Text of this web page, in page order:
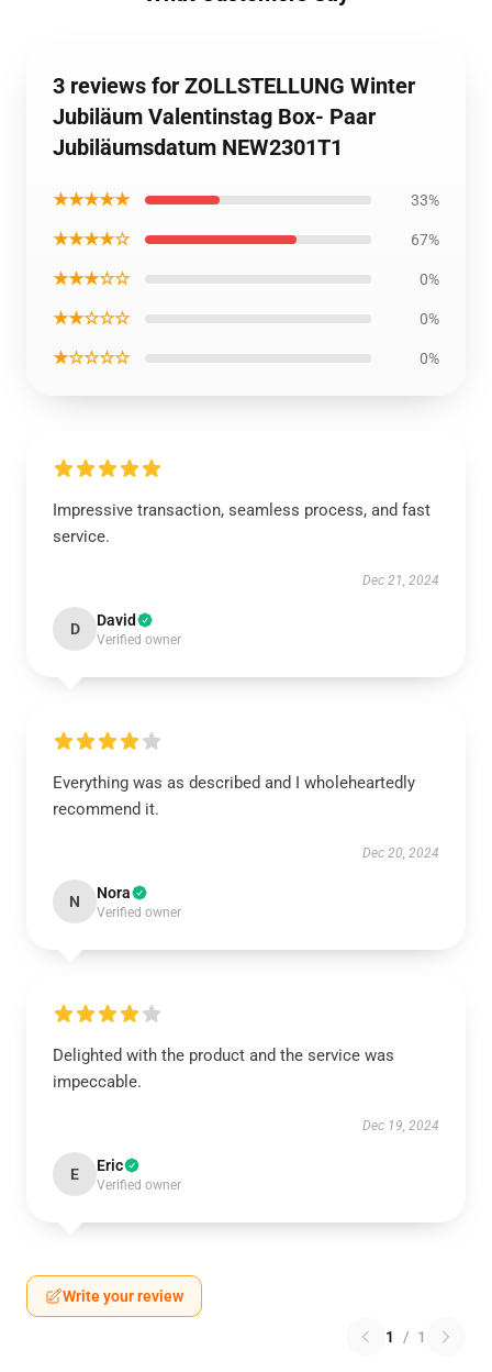
3 reviews for ZOLLSTELLUNG Winter
Jubiläum Valentinstag Box- Paar
Jubiläumsdatum NEW2301T1
★★★★★ 33%
★★★★☆ 67%
★★★☆☆ 0%
★★☆☆☆ 0%
★☆☆☆☆ 0%
Impressive transaction, seamless process, and fast
service.
Dec 21, 2024
D David
Verified owner
Everything was as described and I wholeheartedly
recommend it.
Dec 20, 2024
N Nora
Verified owner
Delighted with the product and the service was
impeccable.
Dec 19, 2024
E Eric
Verified owner
Write your review
1 / 1